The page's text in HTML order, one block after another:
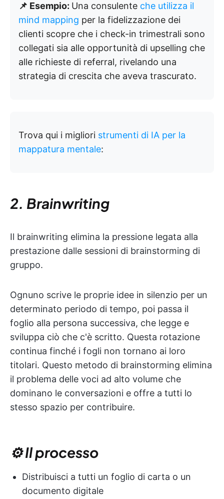
📌 Esempio: Una consulente che utilizza il
mind mapping per la fidelizzazione dei
clienti scopre che i check-in trimestrali sono
collegati sia alle opportunità di upselling che
alle richieste di referral, rivelando una
strategia di crescita che aveva trascurato.
Trova qui i migliori strumenti di IA per la
mappatura mentale:
2. Brainwriting
Il brainwriting elimina la pressione legata alla
prestazione dalle sessioni di brainstorming di
gruppo.
Ognuno scrive le proprie idee in silenzio per un
determinato periodo di tempo, poi passa il
foglio alla persona successiva, che legge e
sviluppa ciò che c'è scritto. Questa rotazione
continua finché i fogli non tornano ai loro
titolari. Questo metodo di brainstorming elimina
il problema delle voci ad alto volume che
dominano le conversazioni e offre a tutti lo
stesso spazio per contribuire.
⚙️ Il processo
Distribuisci a tutti un foglio di carta o un
documento digitale